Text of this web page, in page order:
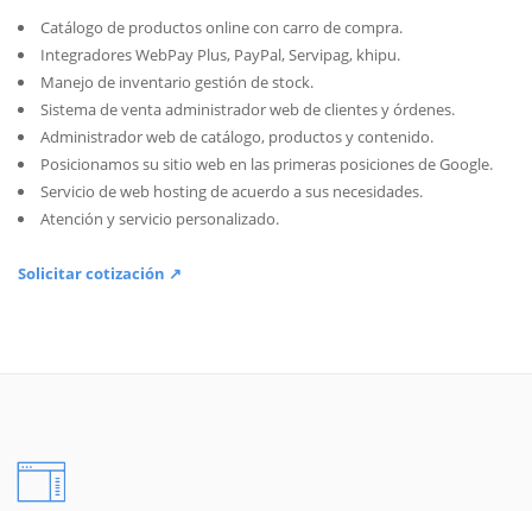
Catálogo de productos online con carro de compra.
Integradores WebPay Plus, PayPal, Servipag, khipu.
Manejo de inventario gestión de stock.
Sistema de venta administrador web de clientes y órdenes.
Administrador web de catálogo, productos y contenido.
Posicionamos su sitio web en las primeras posiciones de Google.
Servicio de web hosting de acuerdo a sus necesidades.
Atención y servicio personalizado.
Solicitar cotización ↗